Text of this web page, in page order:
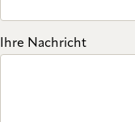
Ihre Nachricht